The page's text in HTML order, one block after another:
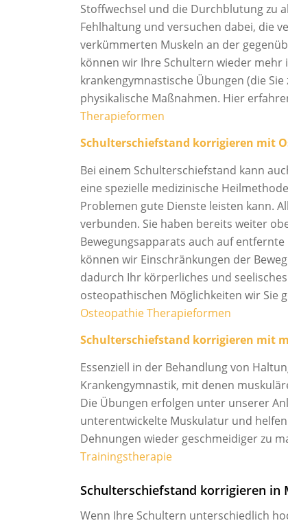
Stoffwechsel und die Durchblutung zu
Fehlhaltung und versuchen dabei, die
verkümmerten Muskeln an der
können wir Ihre Schultern wieder mehr
krankengymnastische Übungen (die
physikalische Maßnahmen. Hier
Therapieformen
Schulterschiefstand korrigieren mit
Bei einem Schulterschiefstand kann
eine spezielle medizinische
Problemen gute Dienste leisten kann.
verbunden. Sie haben bereits weiter
Bewegungsapparats auch auf
können wir Einschränkungen der
dadurch Ihr körperliches und
osteopathischen Möglichkeiten wir Sie
Osteopathie Therapieformen
Schulterschiefstand korrigieren mit
Essenziell in der Behandlung von
Krankengymnastik, mit denen
Die Übungen erfolgen unter unserer
unterentwickelte Muskulatur und
Dehnungen wieder geschmeidiger zu
Trainingstherapie
Schulterschiefstand korrigieren in
Wenn Ihre Schultern unterschiedlich